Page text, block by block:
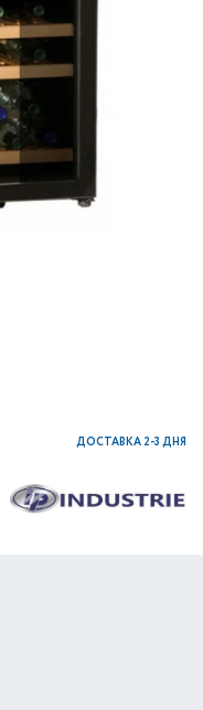
ДОСТАВКА 2-3 ДНЯ